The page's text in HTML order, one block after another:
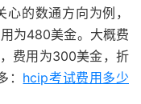
的数通方向为例，
为480美金。大概费
费用为300美金，折
hcip考试费用多少